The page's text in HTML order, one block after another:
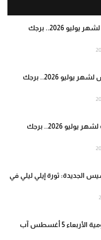
توقعات برج الجدي لشهر يوليو 2026.. برجك
توقعات برج القوس لشهر يوليو 2026.. برجك
توقعات برج الحوت لشهر يوليو 2026.. برجك
الجديدة: ثورة إيلي ليلي في
توقعات الأبراج اليومية الأربعاء 5 أغسطس آب